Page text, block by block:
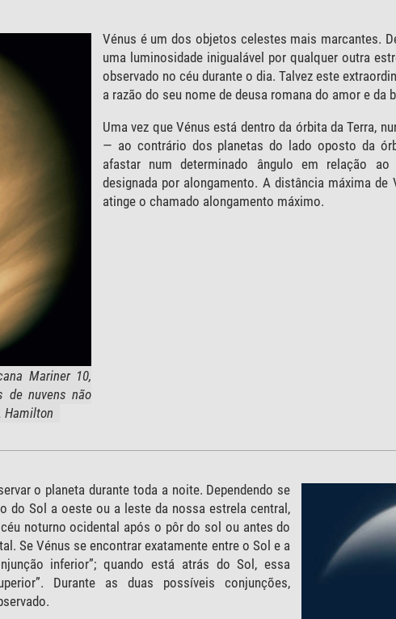
Mariner 10,
de nuvens não
Hamilton
Vénus é um dos objetos celestes mais marcantes.
uma luminosidade inigualável por qualquer outra
observado no céu durante o dia. Talvez este
a razão do seu nome de deusa romana do amor e da
Uma vez que Vénus está dentro da órbita da Terra,
— ao contrário dos planetas do lado oposto da
afastar num determinado ângulo em relação
designada por alongamento. A distância máxima de
atinge o chamado alongamento máximo.
o planeta durante toda a noite. Dependendo se
do Sol a oeste ou a leste da nossa estrela central,
noturno ocidental após o pôr do sol ou antes do
Se Vénus se encontrar exatamente entre o Sol e a
inferior”; quando está atrás do Sol, essa
Durante as duas possíveis conjunções,